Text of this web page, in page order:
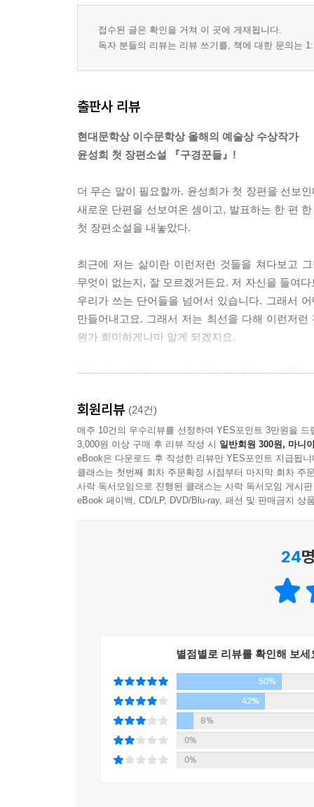
접수된 글은 확인을 거쳐 이 곳에 게재됩니다.
독자 분들의 리뷰는 리뷰 쓰기를, 책에 대한 문의는
출판사 리뷰
현대문학상 이수문학상 올해의 예술상 수상작가
윤성희 첫 장편소설 『구경꾼들』!
더 무슨 말이 필요할까. 윤성희가 첫 장편을 선보
새로운 단편을 선보여온 셈이고, 발표하는 한 편
첫 장편소설을 내놓았다.
최근에 저는 삶이란 이런저런 것들을 쳐다보고
무엇이 없는지, 잘 모르겠거든요. 저 자신을 들여
우리가 쓰는 단어들을 넘어서 있습니다. 그래서
만들어내고요. 그래서 저는 최선을 다해 이런저
뭔가 희미하게나마 알게 되겠지요.
처음 이 소설을 쓰기 시작하면서, 작가는 그렇
글자로 표현된 텍스트 사이의 거리를 좁히고 있는
모두에겐 저마다의 이야기가 있다!
그의 소설을 가만히 들여다보고 있다보면, 누구
세상을 움직여나가는 이들뿐 아니라, 별볼일없어
평범한 일상을 새삼 들추어내고 의미를 부여해
해서, 이야기들은 자꾸 뻗어나간다. 윤성희의 소
그곳에서, 새로운 이야기, ‘나’의 이야기가 태어난
다시 펼칠 때 행간이 짐작되고 세 번 톺아볼 때 여
한 장의 가족사진. 여덟 명의 사진 속에 그 몇 곱
않고 간직되는 사진. 수십 통의 편지 수백 통의
지금 여기서 만나는 기적과도 같은 이야기. 수천
회원리뷰 (24건)
매주 10건의 우수리뷰를 선정하여 YES포인트 3만원을 드
3,000원 이상 구매 후 리뷰 작성 시 일반회원 300원, 마니
eBook은 다운로드 후 작성한 리뷰만 YES포인트 지급됩니
클래스는 첫번째 회차 주문확정 시점부터 마지막 회차 주
사락 독서모임으로 진행된 클래스는 사락 독서모임 게시
eBook 페이백, CD/LP, DVD/Blu-ray, 패션 및 판매금지 상
24
별점별로 리뷰를 확인해 보세
50%
42%
8%
0%
0%